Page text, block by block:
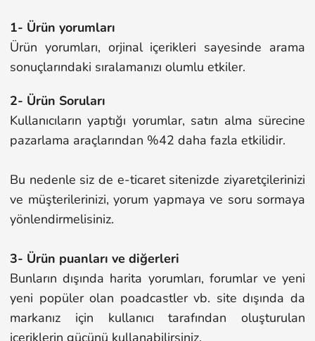
1- Ürün yorumları
Ürün yorumları, orjinal içerikleri sayesinde arama
sonuçlarındaki sıralamanızı olumlu etkiler.
2- Ürün Soruları
Kullanıcıların yaptığı yorumlar, satın alma sürecine
pazarlama araçlarından %42 daha fazla etkilidir.
Bu nedenle siz de e-ticaret sitenizde ziyaretçilerinizi
ve müşterilerinizi, yorum yapmaya ve soru sormaya
yönlendirmelisiniz.
3- Ürün puanları ve diğerleri
Bunların dışında harita yorumları, forumlar ve yeni
yeni popüler olan poadcastler vb. site dışında da
markanız için kullanıcı tarafından oluşturulan
içeriklerin gücünü kullanabilirsiniz.